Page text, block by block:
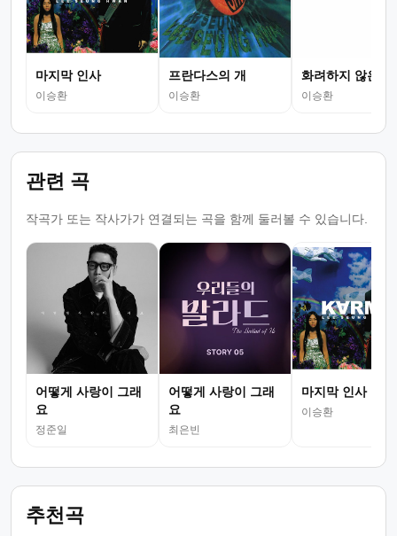
마지막 인사
이승환
프란다스의 개
이승환
화려하지 않은
이승환
관련 곡
작곡가 또는 작사가가 연결되는 곡을 함께 둘러볼 수 있습니다.
어떻게 사랑이 그래
요
정준일
어떻게 사랑이 그래
요
최은빈
마지막 인사
이승환
추천곡